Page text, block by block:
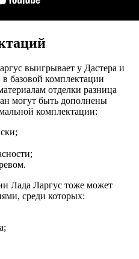
выигрывает у Дастера и
базовой комплектации
отделки разница
могут быть дополнены
комплектации:
Лада Ларгус тоже может
среди которых: